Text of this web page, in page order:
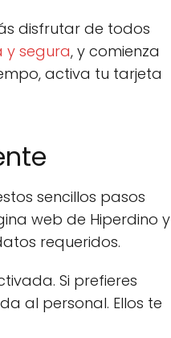
disfrutar de todos
segura, y comienza
activa tu tarjeta
sencillos pasos
web de Hiperdino y
requeridos.
Si prefieres
al personal. Ellos te